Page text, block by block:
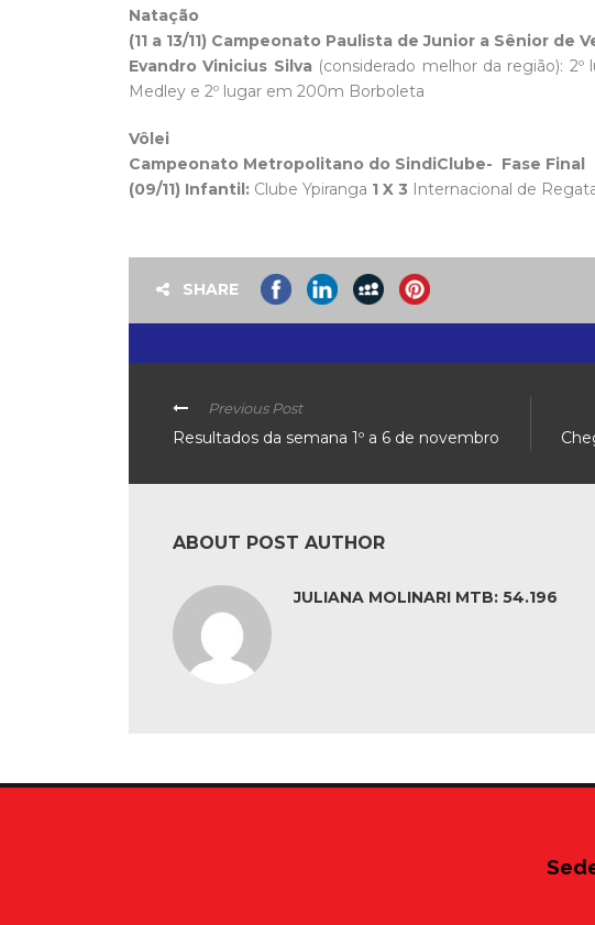
Natação
(11 a 13/11) Campeonato Paulista de Junior a Sênior de
Evandro Vinicius Silva(considerado melhor da região):
Medley e 2º lugar em 200m Borboleta
Vôlei
Campeonato Metropolitano do SindiClube- Fase Final
(09/11) Infantil: Clube Ypiranga 1 X 3 Internacional de
SHARE
Previous Post
Resultados da semana 1º a 6 de novembro
ABOUT POST AUTHOR
JULIANA MOLINARI MTB: 54.196